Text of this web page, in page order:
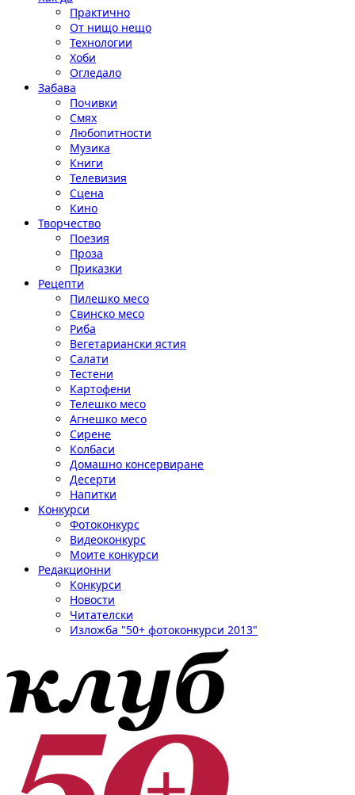
Практично
От нищо нещо
Технологии
Хоби
Огледало
Забава
Почивки
Смях
Любопитности
Музика
Книги
Телевизия
Сцена
Кино
Творчество
Поезия
Проза
Приказки
Рецепти
Пилешко месо
Свинско месо
Риба
Вегетариански ястия
Салати
Тестени
Картофени
Телешко месо
Агнешко месо
Сирене
Колбаси
Домашно консервиране
Десерти
Напитки
Конкурси
Фотоконкурс
Видеоконкурс
Моите конкурси
Редакционни
Конкурси
Новости
Читателски
Изложба "50+ фотоконкурси 2013"